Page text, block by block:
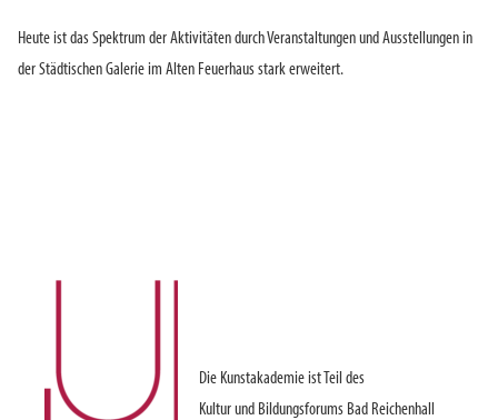
Heute ist das Spektrum der Aktivitäten durch Veranstaltungen und Ausstellungen in
der Städtischen Galerie im Alten Feuerhaus stark erweitert.
Die Kunstakademie ist Teil des
Kultur und Bildungsforums Bad Reichenhall